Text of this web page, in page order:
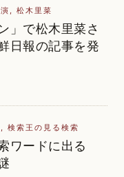
, 松木里菜
」で松木里菜さ
日報の記事を発
, 検索王の見る検索
ワードに出る